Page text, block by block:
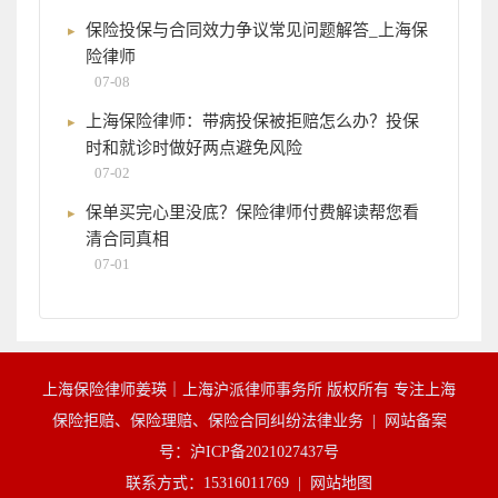
保险投保与合同效力争议常见问题解答_上海保
险律师
07-08
上海保险律师：带病投保被拒赔怎么办？投保
时和就诊时做好两点避免风险
07-02
保单买完心里没底？保险律师付费解读帮您看
清合同真相
07-01
上海保险律师姜瑛｜上海沪派律师事务所 版权所有 专注上海
保险拒赔、保险理赔、保险合同纠纷法律业务 |
网站备案
号：沪ICP备2021027437号
联系方式：15316011769 |
网站地图